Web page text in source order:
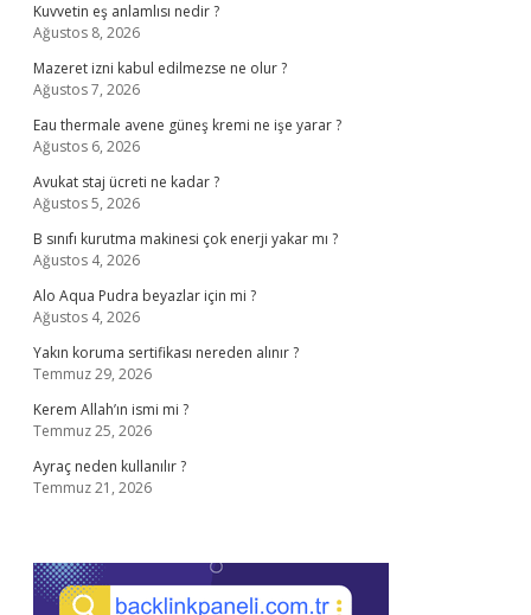
Kuvvetin eş anlamlısı nedir ?
Ağustos 8, 2026
Mazeret izni kabul edilmezse ne olur ?
Ağustos 7, 2026
Eau thermale avene güneş kremi ne işe yarar ?
Ağustos 6, 2026
Avukat staj ücreti ne kadar ?
Ağustos 5, 2026
B sınıfı kurutma makinesi çok enerji yakar mı ?
Ağustos 4, 2026
Alo Aqua Pudra beyazlar için mi ?
Ağustos 4, 2026
Yakın koruma sertifikası nereden alınır ?
Temmuz 29, 2026
Kerem Allah’ın ismi mi ?
Temmuz 25, 2026
Ayraç neden kullanılır ?
Temmuz 21, 2026